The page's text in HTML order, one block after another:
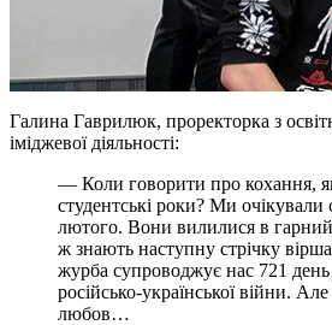
Галина Гаврилюк, проректорка з
іміджевої діяльності:
— Коли говорити про кохання,
студентські роки? Ми очікували
лютого. Вони вилилися в гарний
ж знають наступну стрічку
журба супроводжує нас 721 день
російсько-української війни.
любов…